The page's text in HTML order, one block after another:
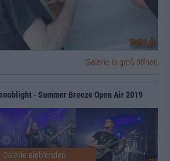
Galerie in groß öffnen
- Summer Breeze Open Air 2019